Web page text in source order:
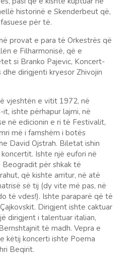
historinë e Skenderbeut që,
për të.
provat e para të Orkestrës që
e Filharmonisë, që e
si Branko Pajevic, Koncert-
dirigjenti kryesor Zhivojin
vjeshtën e vitit 1972, në
ishte përhapur lajmi, në
në edicionin e ri të Festivalit,
më i famshëm i botës
David Ojstrah. Biletat ishin
Ishte një eufori në
për shkak të
që kishte arritur, në atë
së tij (dy vite më pas, në
të vdes!). Ishte paraparë që të
Dirigjent ishte caktuar
dirigjent i talentuar italian,
të madh. Vepra e
këtij koncerti ishte Poema
Beqirit.